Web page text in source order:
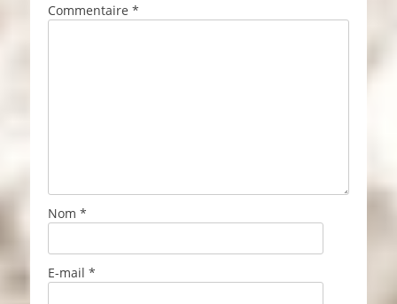
Commentaire *
Nom *
E-mail *